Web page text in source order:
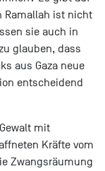
Ramallah ist nicht
sie auch in
glauben, dass
aus Gaza neue
entscheidend
mit
Kräfte vom
Zwangsräumung